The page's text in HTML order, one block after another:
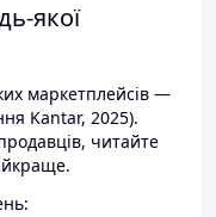
якої
маркетплейсів —
Kantar, 2025).
читайте